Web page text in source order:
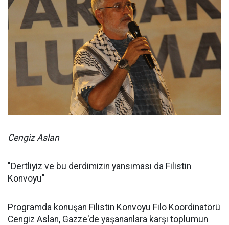
Cengiz Aslan
"Dertliyiz ve bu derdimizin yansıması da Filistin
Konvoyu"
Programda konuşan Filistin Konvoyu Filo Koordinatörü
Cengiz Aslan, Gazze'de yaşananlara karşı toplumun